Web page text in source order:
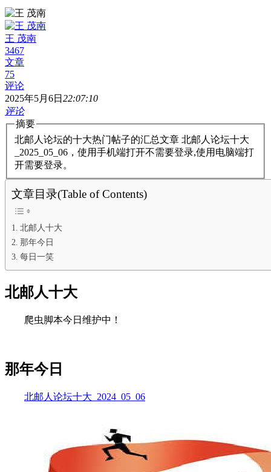
王 茂南
3467
文章
75
评论
2025年5月6日 22:07:10
评论
摘要
北邮人论坛的十大热门帖子的汇总文章 北邮人论坛十大
_2025_05_06，使用手机端打开不需要登录,使用电脑端打
开需要登录。
文章目录(Table of Contents)
北邮人十大
那年今日
每日一笑
北邮人十大
爬虫脚本今日维护中！
那年今日
北邮人论坛十大_2024_05_06